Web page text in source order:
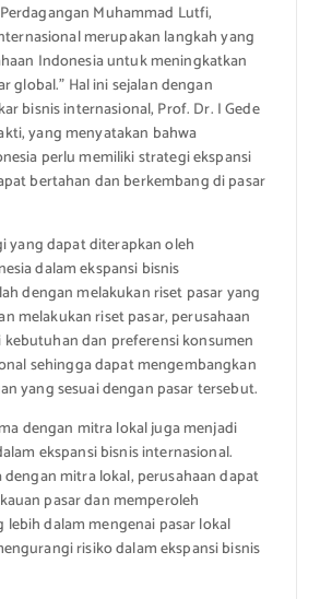
Muhammad Lutfi,
merupakan langkah yang
Indonesia untuk meningkatkan
global.” Hal ini sejalan dengan
bisnis internasional, Prof. Dr. I Gede
yang menyatakan bahwa
perlu memiliki strategi ekspansi
bertahan dan berkembang di pasar
yang dapat diterapkan oleh
dalam ekspansi bisnis
dengan melakukan riset pasar yang
melakukan riset pasar, perusahaan
dan preferensi konsumen
sehingga dapat mengembangkan
yang sesuai dengan pasar tersebut.
dengan mitra lokal juga menjadi
ekspansi bisnis internasional.
dengan mitra lokal, perusahaan dapat
pasar dan memperoleh
lebih dalam mengenai pasar lokal
risiko dalam ekspansi bisnis